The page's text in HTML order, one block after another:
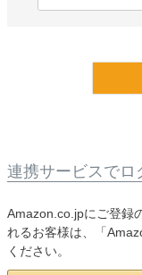
連携サービスでロ
Amazon.co.jpにご登録
れるお客様は、「
ください。